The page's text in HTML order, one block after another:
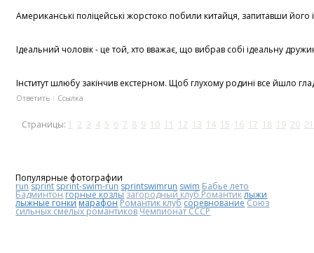
Американські поліцейські жорстоко побили китайця, запитавши
Ідеальний чоловік - це той, хто вважає, що вибрав собі ідеальну
Інститут шлюбу закінчив екстерном. Щоб глухому родині все йшло
Ответить Ссылка
Страницы: 1 2 3 4 5 6 7 8 9 10 11 12 13 14 15 16 17 18 19 20 21
Популярные фотографии
run sprint sprint-swim-run sprintswimrun swim Бабье лето
Бадминтонгорные козлы загородный клуб Романтиклыжи
лыжные гонки марафонРомантик клубсоревнованиеСоюз
сильных смелых романтиковЧемпионат СССР